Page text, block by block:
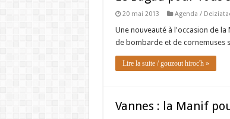
20 mai 2013 Agenda /
Une nouveauté à l'occasion de
de bombarde et de cornemuses
Lire la suite / gouzout hiroc'h »
Vannes : la Manif